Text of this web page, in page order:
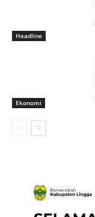
Headline
Ekonomi